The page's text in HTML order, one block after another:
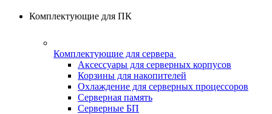
Комплектующие для ПК
Комплектующие для сервера
Аксессуары для серверных корпусов
Корзины для накопителей
Охлаждение для серверных процессоров
Серверная память
Серверные БП